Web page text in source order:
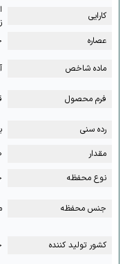
کارایی
عصاره
ماده شاخص
فرم محصول
رده سنی
مقدار
نوع محفظه
جنس محفظه
کشور تولید کننده